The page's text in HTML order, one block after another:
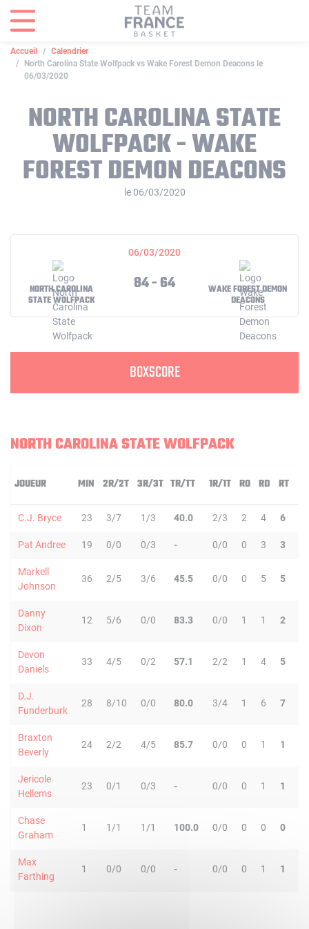
Accueil
Calendrier
North Carolina State Wolfpack vs Wake Forest Demon Deacons le
06/03/2020
NORTH CAROLINA STATE
WOLFPACK - WAKE
FOREST DEMON DEACONS
le 06/03/2020
06/03/2020
NORTH CAROLINA
STATE WOLFPACK
84 - 64
WAKE FOREST DEMON
DEACONS
BOXSCORE
NORTH CAROLINA STATE WOLFPACK
JOUEUR MIN 2R/2T 3R/3T TR/TT 1R/1T RO RD RT
C.J. Bryce 23 3/7 1/3 40.0 2/3 2 4 6
Pat Andree 19 0/0 0/3 - 0/0 0 3 3
Markell
Johnson
36 2/5 3/6 45.5 0/0 0 5 5
Danny
Dixon
12 5/6 0/0 83.3 0/0 1 1 2
Devon
Daniels
33 4/5 0/2 57.1 2/2 1 4 5
D.J.
Funderburk
28 8/10 0/0 80.0 3/4 1 6 7
Braxton
Beverly
24 2/2 4/5 85.7 0/0 0 1 1
Jericole
Hellems
23 0/1 0/3 - 0/0 0 1 1
Chase
Graham
1 1/1 1/1 100.0 0/0 0 0 0
Max
Farthing
1 0/0 0/0 - 0/0 0 1 1
Panneau de gestion des cookies